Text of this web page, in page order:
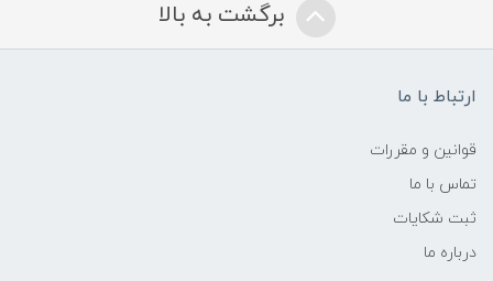
برگشت به بالا
ارتباط با ما
قوانین و مقررات
تماس با ما
ثبت شکایات
درباره ما